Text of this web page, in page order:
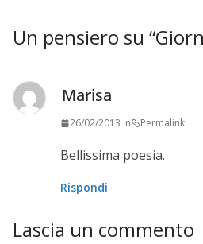
Un pensiero su “
Marisa
26/02/2013 in Permalink
Bellissima poesia.
Rispondi
Lascia un commento